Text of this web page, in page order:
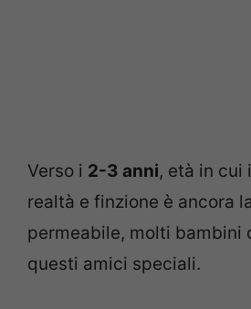
Verso i 2-3 anni, età in cui
realtà e finzione è ancora
permeabile, molti bambini
questi amici speciali.